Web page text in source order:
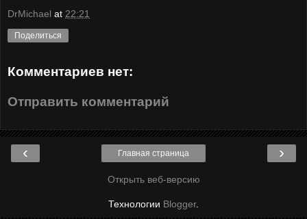
DrMichael at 22:21
Поделиться
Комментариев нет:
Отправить комментарий
‹ ›
Главная страница
Открыть веб-версию
Технологии Blogger.